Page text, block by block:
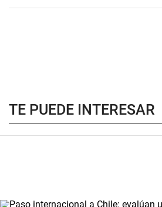
TE PUEDE INTERESAR